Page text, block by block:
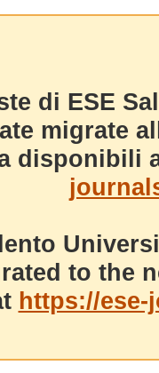
di ESE
migrate
disponibili
to the
https://